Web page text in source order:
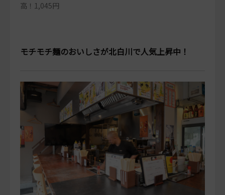
高！1,045円
モチモチ麺のおいしさが北白川で人気上昇中！